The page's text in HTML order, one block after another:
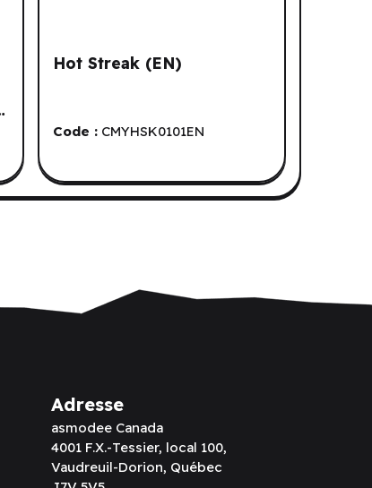
Hot Streak (EN)
Code : CMYHSK0101EN
Adresse
asmodee Canada
4001 F.X.-Tessier, local 100,
Vaudreuil-Dorion, Québec